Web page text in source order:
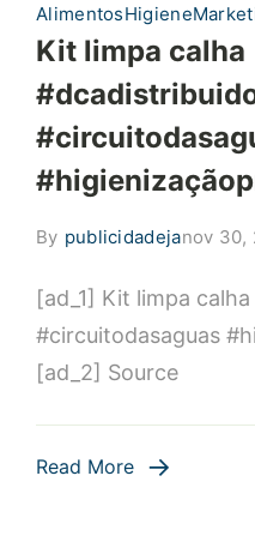
AlimentosHigiene
Kit limpa calha
By publicidadejanov 30,
[ad_1] Kit limpa calha
#circuitodasaguas
[ad_2] Source
Read More